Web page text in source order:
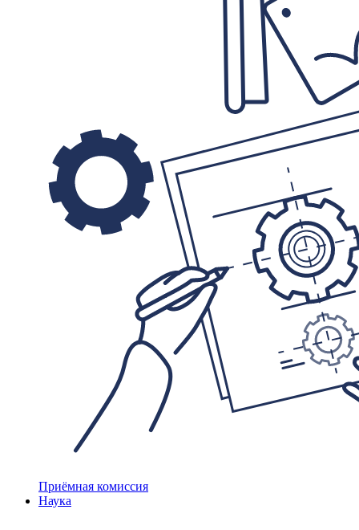
Приёмная комиссия
Наука